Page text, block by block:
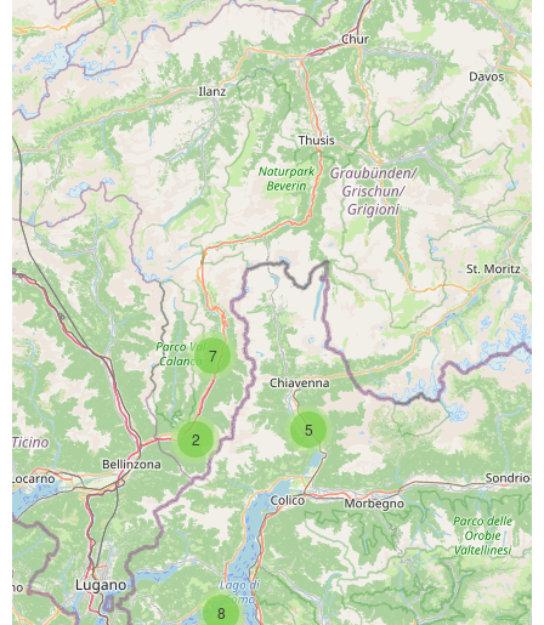
8
5
2
7
PROGETTO CO-FINANZIATO DA:
CAPOFILA:
PARTNER DI PROGETTO: